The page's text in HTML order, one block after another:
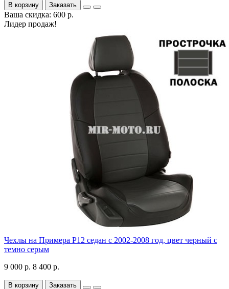
В корзину Заказать
Ваша скидка: 600 р.
Лидер продаж!
Чехлы на Примера P12 седан с 2002-2008 год, цвет черный с
темно серым
9 000 р. 8 400 р.
В корзину Заказать